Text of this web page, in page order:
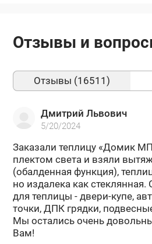
Отзывы и
Отзывы (16511)
Дмитрий Львович
5/20/2024
За­ка­за­ли теп­ли­цу «Домик
плек­том света и взяли
(обал­ден­ная функ­ция),
но из­да­ле­ка как
для теп­ли­цы - двери-​купе,
точ­ки, ДПК гряд­ки,
Мы оста­лись очень
Вам!